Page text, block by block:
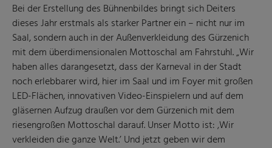
Bei der Erstellung des Bühnenbildes bringt sich Deiters
dieses Jahr erstmals als starker Partner ein – nicht nur im
Saal, sondern auch in der Außenverkleidung des Gürzenich
mit dem überdimensionalen Mottoschal am Fahrstuhl. „Wir
haben alles darangesetzt, dass der Karneval in der Stadt
noch erlebbarer wird, hier im Saal und im Foyer mit großen
LED-Flächen, innovativen Video-Einspielern und auf dem
gläsernen Aufzug draußen vor dem Gürzenich mit dem
riesengroßen Mottoschal darauf. Unser Motto ist: ‚Wir
verkleiden die ganze Welt.’ Und jetzt geben wir dem